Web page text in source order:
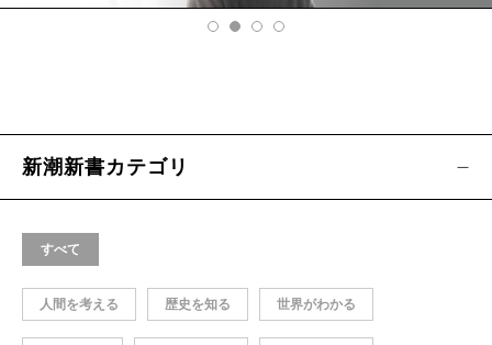
v
xt
新潮新書カテゴリ
すべて
人間を考える 歴史を知る 世界がわかる